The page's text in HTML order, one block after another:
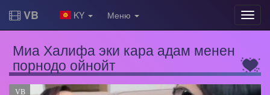
VB KY Меню
Миа Халифа эки кара адам менен
порнодо ойнойт
VB